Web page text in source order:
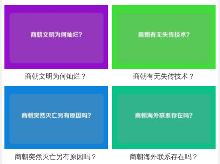
商朝文明为何灿烂？ 商朝有无失传技术？
商朝突然灭亡另有原因吗？ 商朝海外联系存在吗？